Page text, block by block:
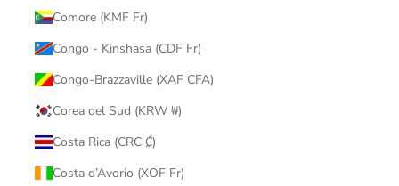
Comore (KMF Fr)
Congo - Kinshasa (CDF Fr)
Congo-Brazzaville (XAF CFA)
Corea del Sud (KRW ₩)
Costa Rica (CRC ₡)
Costa d’Avorio (XOF Fr)